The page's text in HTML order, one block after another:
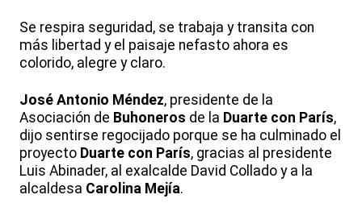
Se respira seguridad, se trabaja y transita con
más libertad y el paisaje nefasto ahora es
colorido, alegre y claro.
José Antonio Méndez, presidente de la
Asociación de Buhoneros de la Duarte con París,
dijo sentirse regocijado porque se ha culminado el
proyecto Duarte con París, gracias al presidente
Luis Abinader, al exalcalde David Collado y a la
alcaldesa Carolina Mejía.